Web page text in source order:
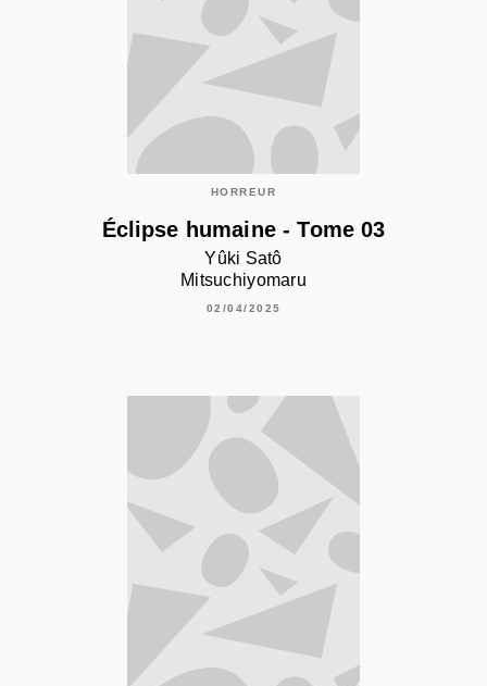
HORREUR
Éclipse humaine - Tome 03
Yûki Satô
Mitsuchiyomaru
02/04/2025